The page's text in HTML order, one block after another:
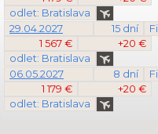
odlet: Bratislava
29.04.2027
15 dní
1 567 €
+20 €
odlet: Bratislava
06.05.2027
8 dní
1 179 €
+20 €
odlet: Bratislava